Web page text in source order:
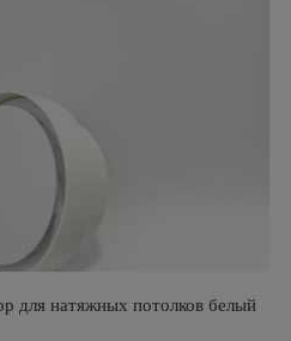
для натяжных потолков белый